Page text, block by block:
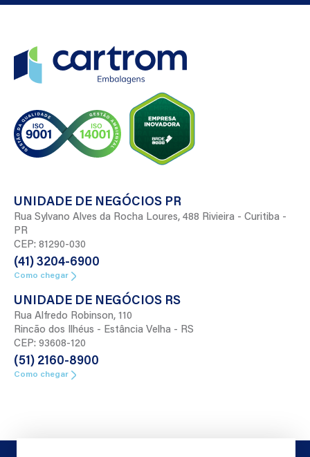
UNIDADE DE NEGÓCIOS PR
Rua Sylvano Alves da Rocha Loures, 488 Rivieira - Curitiba -
PR
CEP: 81290-030
(41) 3204-6900
Como chegar
UNIDADE DE NEGÓCIOS RS
Rua Alfredo Robinson, 110
Rincão dos Ilhéus - Estância Velha - RS
CEP: 93608-120
(51) 2160-8900
Como chegar